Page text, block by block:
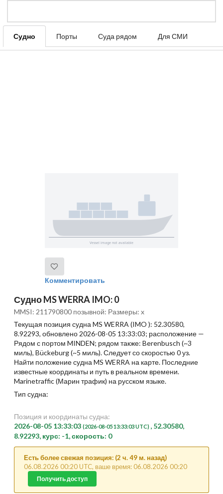
Судно Порты Суда рядом Для СМИ
Комментировать
Судно MS WERRA IMO: 0
MMSI: 211790800 позывной: Размеры: x
Текущая позиция судна MS WERRA (IMO ): 52.30580,
8.92293, обновлено 2026-08-05 13:33:03; расположение —
Рядом с портом MINDEN; рядом также: Berenbusch (~3
миль), Bückeburg (~5 миль). Следует со скоростью 0 уз.
Найти положение судна MS WERRA на карте. Последние
известные координаты и путь в реальном времени.
Marinetraffic (Марин трафик) на русском языке.
Тип судна:
Позиция и координаты судна:
2026-08-05 13:33:03 (2026-08-05 13:33:03 UTC) , 52.30580,
8.92293, курс: -1, скорость: 0
Есть более свежая позиция: (2 ч. 49 м. назад)
06.08.2026 00:20 UTC, ваше время: 06.08.2026 00:20
Получить доступ